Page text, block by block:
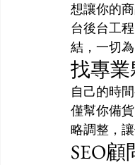
想讓你的
台後台工
結，一切
找專業
自己的時
僅幫你備
略調整，
SEO